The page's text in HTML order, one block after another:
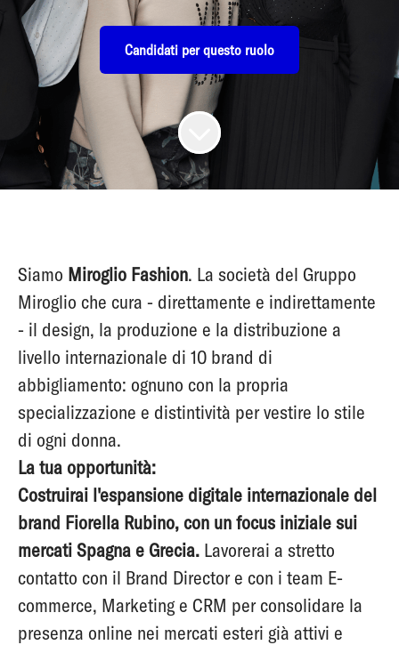
Candidati per questo ruolo
Siamo Miroglio Fashion. La società del Gruppo
Miroglio che cura - direttamente e indirettamente
- il design, la produzione e la distribuzione a
livello internazionale di 10 brand di
abbigliamento: ognuno con la propria
specializzazione e distintività per vestire lo stile
di ogni donna.
La tua opportunità:
Costruirai l'espansione digitale internazionale del
brand Fiorella Rubino, con un focus iniziale sui
mercati Spagna e Grecia. Lavorerai a stretto
contatto con il Brand Director e con i team E-
commerce, Marketing e CRM per consolidare la
presenza online nei mercati esteri già attivi e